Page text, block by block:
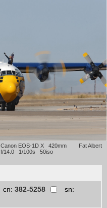
Canon EOS-1D X 420mm
f/14.0 1/100s 50iso
Fat Albert
cn: 382-5258
sn: